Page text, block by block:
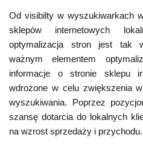
Od visibilty w wyszukiwarkach
sklepów internetowych
optymalizacja stron jest tak
ważnym elementem
informacje o stronie sklepu
wdrożone w celu zwiększenia
wyszukiwania. Poprzez
szansę dotarcia do lokalnych
na wzrost sprzedaży i przychodu.